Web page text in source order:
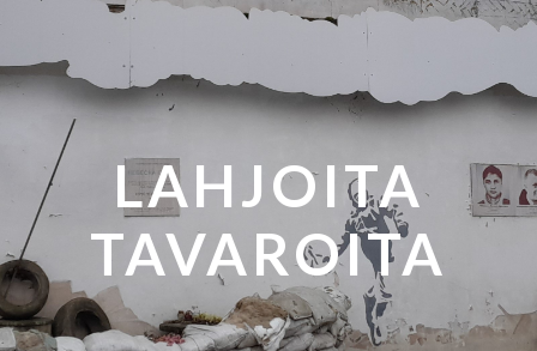
LAHJOITA
TAVAROITA